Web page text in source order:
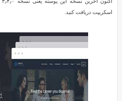
اسکریپت دریافت کنید.